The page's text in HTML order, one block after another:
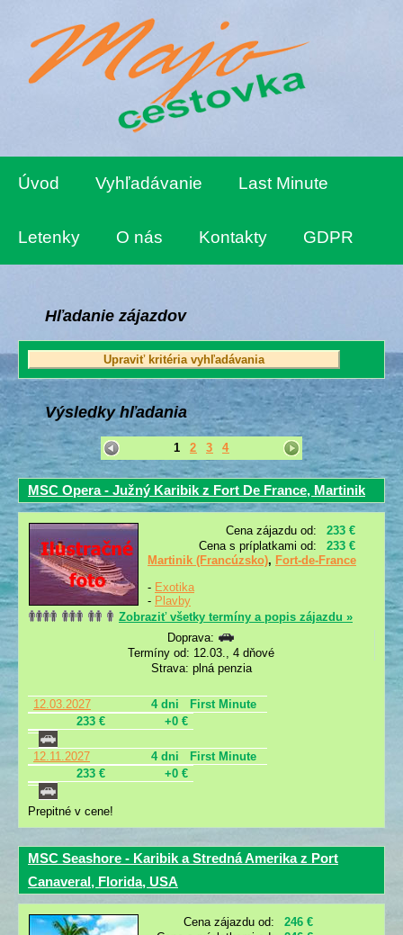
Úvod Vyhľadávanie Last Minute
Letenky O nás Kontakty GDPR
Hľadanie zájazdov
Výsledky hľadania
1 2 3 4
MSC Opera - Južný Karibik z Fort De France, Martinik
Cena zájazdu od:
233 €
Cena s príplatkami od:
233 €
Martinik (Francúzsko), Fort-de-France
- Exotika
- Plavby
Zobraziť všetky termíny a popis zájazdu »
Doprava:
Termíny od: 12.03., 4 dňové
Strava: plná penzia
12.03.2027 4 dni
First Minute
233 €
+0 €
12.11.2027 4 dni
First Minute
233 €
+0 €
Prepitné v cene!
MSC Seashore - Karibik a Stredná Amerika z Port
Canaveral, Florida, USA
Cena zájazdu od:
246 €